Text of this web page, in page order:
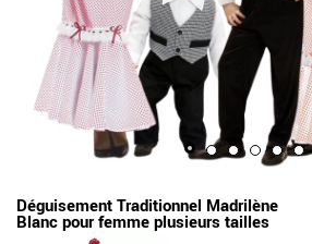
Déguisement Traditionnel Madrilène
Blanc pour femme plusieurs tailles